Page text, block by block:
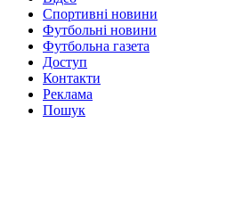
Спортивні новини
Футбольні новини
Футбольна газета
Доступ
Контакти
Реклама
Пошук